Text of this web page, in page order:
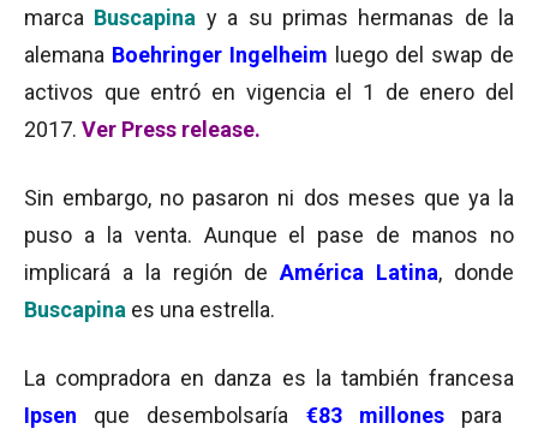
marca Buscapina y a su primas hermanas de la
alemana Boehringer Ingelheim luego del swap de
activos que entró en vigencia el 1 de enero del
2017. Ver Press release.
Sin embargo, no pasaron ni dos meses que ya la
puso a la venta. Aunque el pase de manos no
implicará a la región de América Latina, donde
Buscapina es una estrella.
La compradora en danza es la también francesa
Ipsen que desembolsaría €83 millonespara